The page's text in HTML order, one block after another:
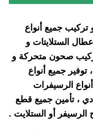
جميع أنواع
الستلايتات و
تركيب صحون متحركة و
جميع أنواع
أنواع الرسيفرات
دي ، تأمين جميع قطع
الرسيفر أو الستلايت .